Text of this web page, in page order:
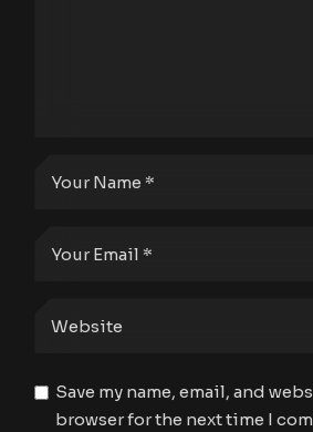
Save my name, email, and
browser for the next time I